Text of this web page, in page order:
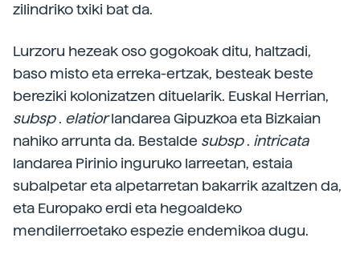
zilindriko txiki bat da.
Lurzoru hezeak oso gogokoak ditu, haltzadi,
baso misto eta erreka-ertzak, besteak beste
bereziki kolonizatzen dituelarik. Euskal Herrian,
subsp. elatiorlandarea Gipuzkoa eta Bizkaian
nahiko arrunta da. Bestalde subsp. intricata
landarea Pirinio inguruko larreetan, estaia
subalpetar eta alpetarretan bakarrik azaltzen da,
eta Europako erdi eta hegoaldeko
mendilerroetako espezie endemikoa dugu.